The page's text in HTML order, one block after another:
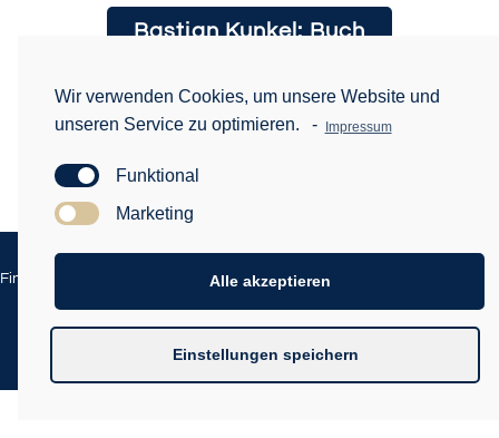
Bastian Kunkel: Buch
Zurück zur Übersicht
Finanzkongress Made by Digital Beat GmbH |Impressum
|Weitere Themen
Wir verwenden Cookies, um unsere Website und
unseren Service zu optimieren.
- Impressum
Funktional
Marketing
Alle akzeptieren
Einstellungen speichern